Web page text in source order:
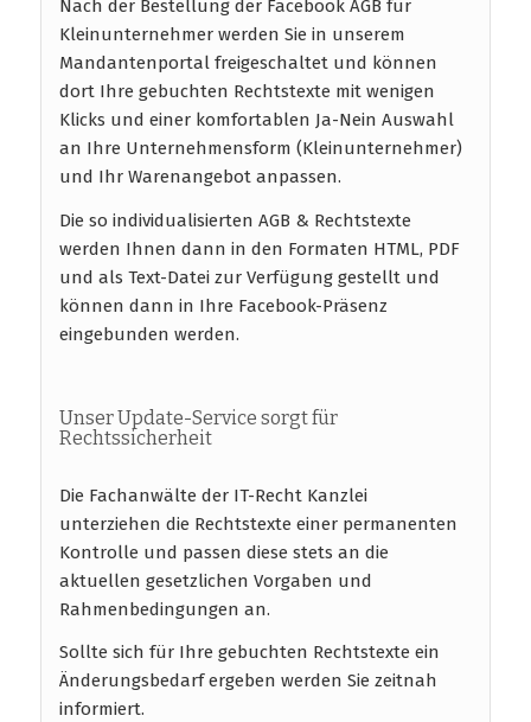
Nach der Bestellung der Facebook AGB für
Kleinunternehmer werden Sie in unserem
Mandantenportal freigeschaltet und können
dort Ihre gebuchten Rechtstexte mit wenigen
Klicks und einer komfortablen Ja-Nein Auswahl
an Ihre Unternehmensform (Kleinunternehmer)
und Ihr Warenangebot anpassen.
Die so individualisierten AGB & Rechtstexte
werden Ihnen dann in den Formaten HTML, PDF
und als Text-Datei zur Verfügung gestellt und
können dann in Ihre Facebook-Präsenz
eingebunden werden.
Unser Update-Service sorgt für
Rechtssicherheit
Die Fachanwälte der IT-Recht Kanzlei
unterziehen die Rechtstexte einer permanenten
Kontrolle und passen diese stets an die
aktuellen gesetzlichen Vorgaben und
Rahmenbedingungen an.
Sollte sich für Ihre gebuchten Rechtstexte ein
Änderungsbedarf ergeben werden Sie zeitnah
informiert.